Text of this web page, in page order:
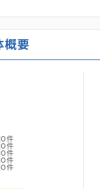
概要
0
0
0
0
0